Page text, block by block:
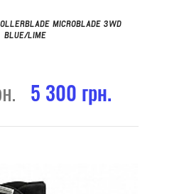
MICROBLADE 3WD
BLUE/LIME
5 300 грн.